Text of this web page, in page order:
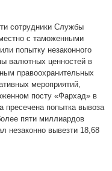
сотрудники Службы
с таможенными
попытку незаконного
валютных ценностей в
правоохранительных
мероприятий,
посту «Фархад» в
пресечена попытка вывоза
пяти миллиардов
незаконно вывезти 18,68